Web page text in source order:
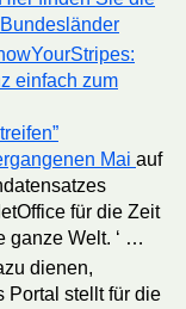
einfach zum
Mai auf
für die Zeit
ganze Welt. ‘ …
dienen,
Portal stellt für die